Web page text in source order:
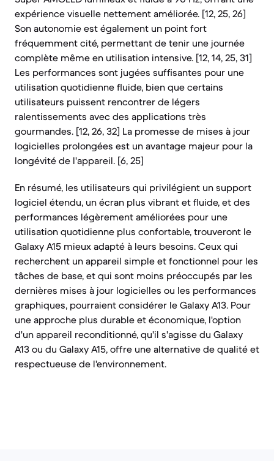
expérience visuelle nettement améliorée. [12, 25, 26]
Son autonomie est également un point fort
fréquemment cité, permettant de tenir une journée
complète même en utilisation intensive. [12, 14, 25, 31]
Les performances sont jugées suffisantes pour une
utilisation quotidienne fluide, bien que certains
utilisateurs puissent rencontrer de légers
ralentissements avec des applications très
gourmandes. [12, 26, 32] La promesse de mises à jour
logicielles prolongées est un avantage majeur pour la
longévité de l'appareil. [6, 25]
En résumé, les utilisateurs qui privilégient un support
logiciel étendu, un écran plus vibrant et fluide, et des
performances légèrement améliorées pour une
utilisation quotidienne plus confortable, trouveront le
Galaxy A15 mieux adapté à leurs besoins. Ceux qui
recherchent un appareil simple et fonctionnel pour les
tâches de base, et qui sont moins préoccupés par les
dernières mises à jour logicielles ou les performances
graphiques, pourraient considérer le Galaxy A13. Pour
une approche plus durable et économique, l'option
d'un appareil reconditionné, qu'il s'agisse du Galaxy
A13 ou du Galaxy A15, offre une alternative de qualité et
respectueuse de l'environnement.